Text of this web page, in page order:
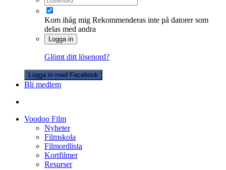
Kom ihåg mig Rekommenderas inte på datorer som
delas med andra
Logga in
Glömt ditt lösenord?
Logga in med Facebook
Bli medlem
Voodoo Film
Nyheter
Filmskola
Filmordlista
Kortfilmer
Resurser